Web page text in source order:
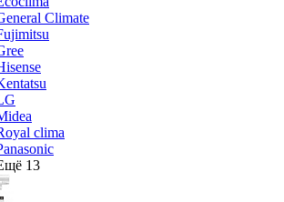
Climate
clima
13